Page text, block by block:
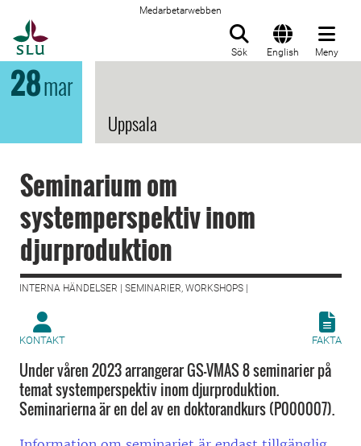
Medarbetarwebben
Sök English Meny
28mar
Uppsala
Seminarium om
systemperspektiv inom
djurproduktion
INTERNA HÄNDELSER | SEMINARIER, WORKSHOPS |
KONTAKT FAKTA
Under våren 2023 arrangerar GS-VMAS 8 seminarier på
temat systemperspektiv inom djurproduktion.
Seminarierna är en del av en doktorandkurs (P000007).